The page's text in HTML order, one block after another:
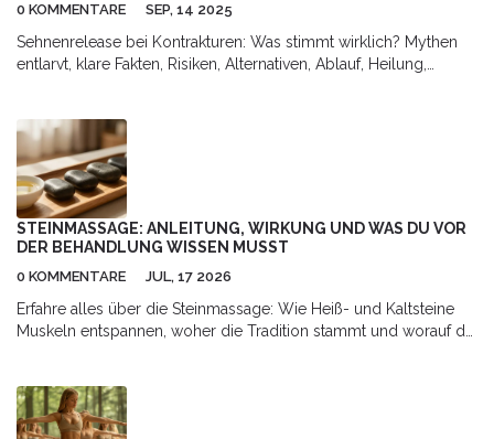
0 KOMMENTARE SEP, 14 2025
Sehnenrelease bei Kontrakturen: Was stimmt wirklich? Mythen
entlarvt, klare Fakten, Risiken, Alternativen, Ablauf, Heilung,
STEINMASSAGE: ANLEITUNG, WIRKUNG UND WAS DU VOR
DER BEHANDLUNG WISSEN MUSST
0 KOMMENTARE JUL, 17 2026
Erfahre alles über die Steinmassage: Wie Heiß- und Kaltsteine
Muskeln entspannen, woher die Tradition stammt und worauf du